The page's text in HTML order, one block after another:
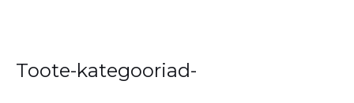
Toote-kategooriad-